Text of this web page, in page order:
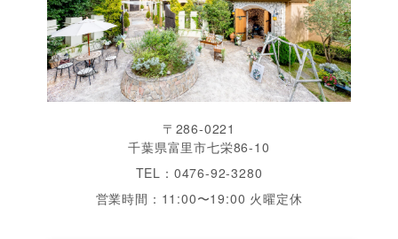
〒286-0221
千葉県富里市七栄86-10
TEL：0476-92-3280
営業時間：11:00〜19:00 火曜定休